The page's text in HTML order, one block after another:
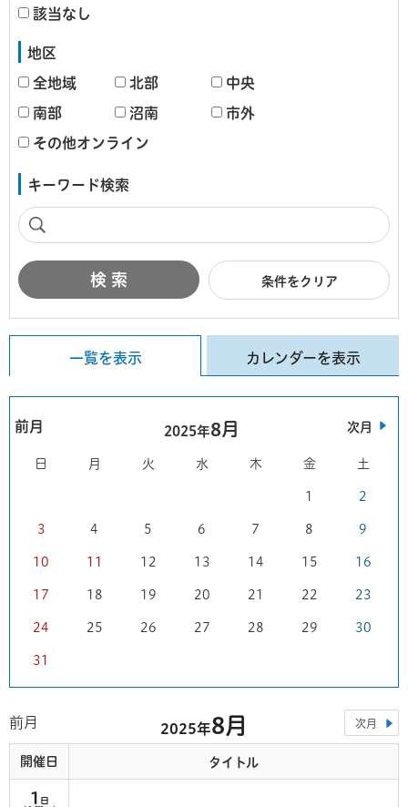
該当なし
地区
全地域 北部 中央
南部 沼南 市外
その他オンライン
キーワード検索
条件をクリア
一覧を表示 カレンダーを表示
前月 2025年8月 次月
日 月 火 水 木 金 土
1 2
3 4 5 6 7 8 9
10 11 12 13 14 15 16
17 18 19 20 21 22 23
24 25 26 27 28 29 30
31
前月 2025年8月 次月
開催日 タイトル
1 日